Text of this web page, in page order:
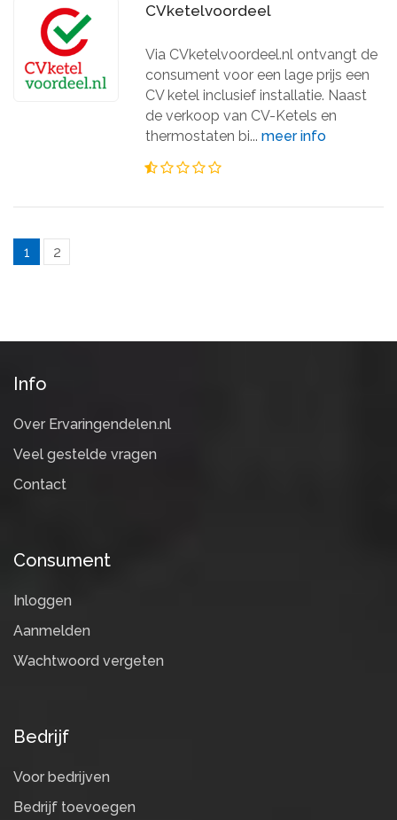
CVketelvoordeel
Via CVketelvoordeel.nl ontvangt de
consument voor een lage prijs een
CV ketel inclusief installatie. Naast
de verkoop van CV-Ketels en
thermostaten bi...meer info
1 2
Info
Over Ervaringendelen.nl
Veel gestelde vragen
Contact
Consument
Inloggen
Aanmelden
Wachtwoord vergeten
Bedrijf
Voor bedrijven
Bedrijf toevoegen